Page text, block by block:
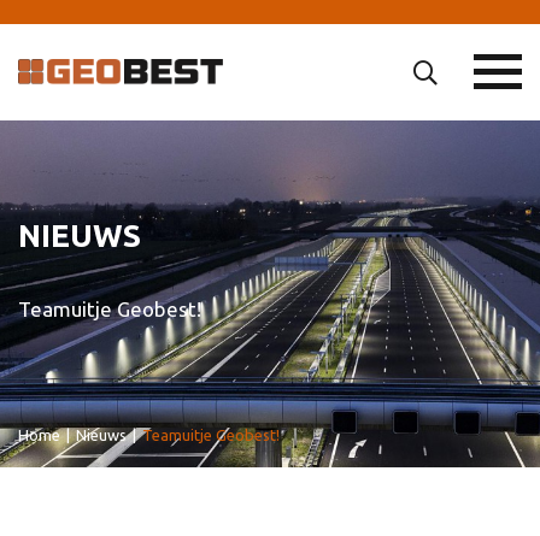
NIEUWS
Teamuitje Geobest!
Home | Nieuws | Teamuitje Geobest!